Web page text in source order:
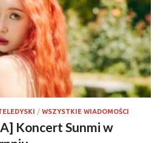
/ WSZYSTKIE WIADOMOŚCI
Koncert Sunmi w